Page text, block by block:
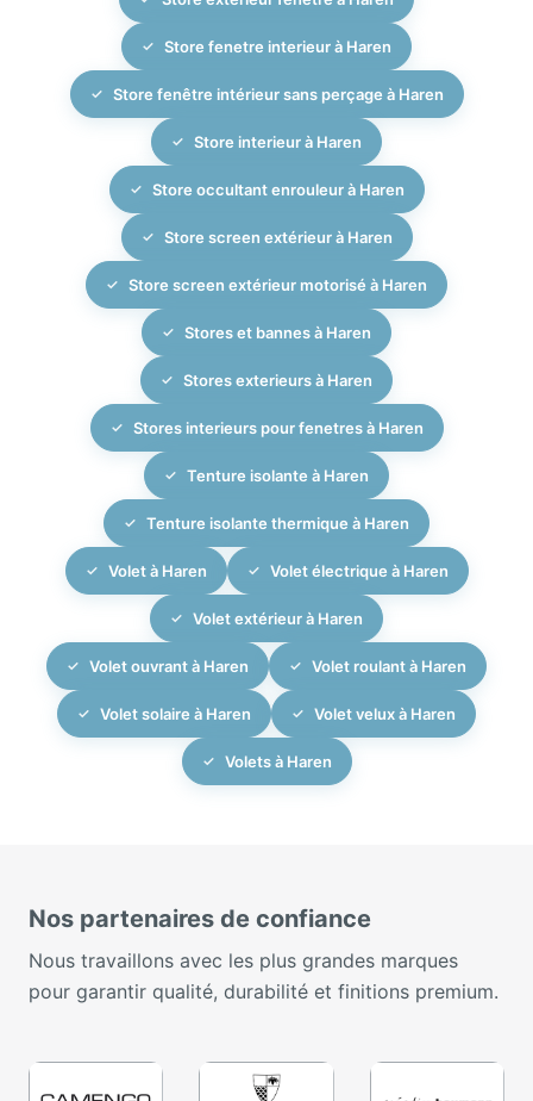
Store fenetre interieur à Haren
Store fenêtre intérieur sans perçage à Haren
Store interieur à Haren
Store occultant enrouleur à Haren
Store screen extérieur à Haren
Store screen extérieur motorisé à Haren
Stores et bannes à Haren
Stores exterieurs à Haren
Stores interieurs pour fenetres à Haren
Tenture isolante à Haren
Tenture isolante thermique à Haren
Volet à Haren Volet électrique à Haren
Volet extérieur à Haren
Volet ouvrant à Haren Volet roulant à Haren
Volet solaire à Haren Volet velux à Haren
Volets à Haren
Nos partenaires de confiance
Nous travaillons avec les plus grandes marques
pour garantir qualité, durabilité et finitions premium.